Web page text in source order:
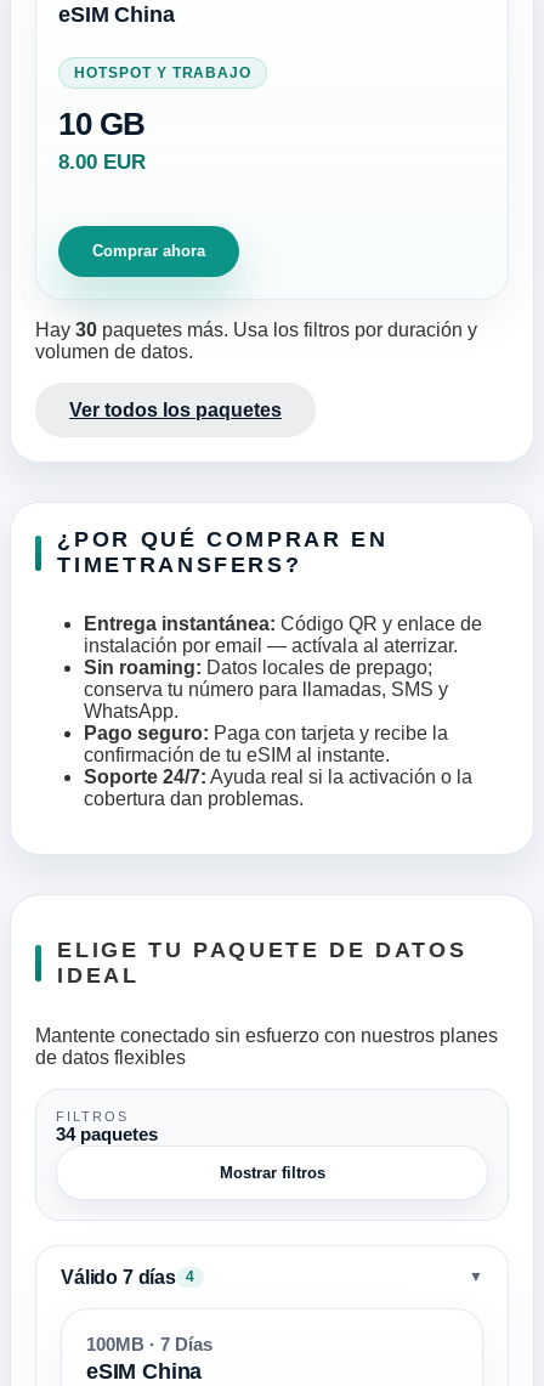
eSIM China
HOTSPOT Y TRABAJO
10 GB
8.00 EUR
Comprar ahora
Hay 30 paquetes más. Usa los filtros por duración y
volumen de datos.
Ver todos los paquetes
¿POR QUÉ COMPRAR EN
TIMETRANSFERS?
Entrega instantánea: Código QR y enlace de
instalación por email — actívala al aterrizar.
Sin roaming: Datos locales de prepago;
conserva tu número para llamadas, SMS y
WhatsApp.
Pago seguro: Paga con tarjeta y recibe la
confirmación de tu eSIM al instante.
Soporte 24/7: Ayuda real si la activación o la
cobertura dan problemas.
ELIGE TU PAQUETE DE DATOS
IDEAL
Mantente conectado sin esfuerzo con nuestros planes
de datos flexibles
FILTROS
34 paquetes
Mostrar filtros
Válido 7 días 4 ▼
100MB · 7 Días
eSIM China